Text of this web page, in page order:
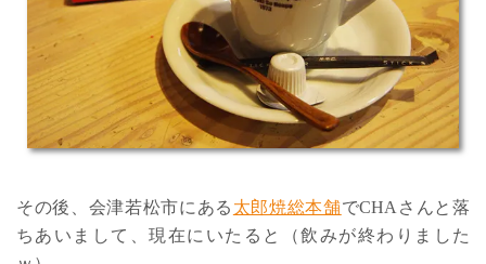
その後、会津若松市にある 太郎焼総本舗でCHAさんと落
ちあいまして、現在にいたると（飲みが終わりました